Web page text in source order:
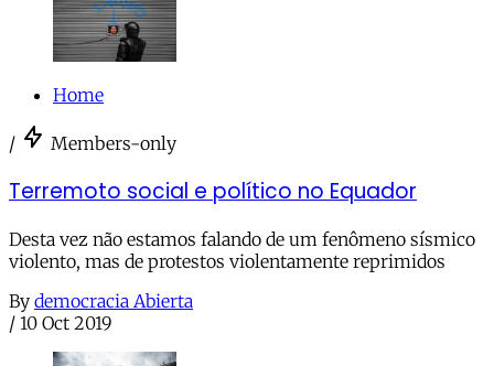
Home
/ Members-only
Terremoto social e político no Equador
Desta vez não estamos falando de um fenômeno sísmico
violento, mas de protestos violentamente reprimidos
By democracia Abierta
/ 10 Oct 2019